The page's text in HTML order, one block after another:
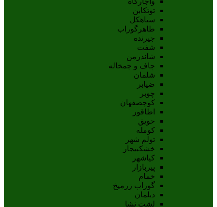
توتکابن
سیاهکل
طاهرگوراب
جیرنده
شفت
شاندرمن
چاف و چمخاله
شلمان
ضیابر
چوبر
کوچصفهان
اطاقور
حویق
کومله
تولم شهر
خشکبیجار
کیاشهر
پیربازار
خمام
گوراب زرمیخ
دیلمان
لشت نشا